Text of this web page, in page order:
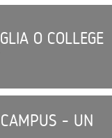
O COLLEGE
- UN